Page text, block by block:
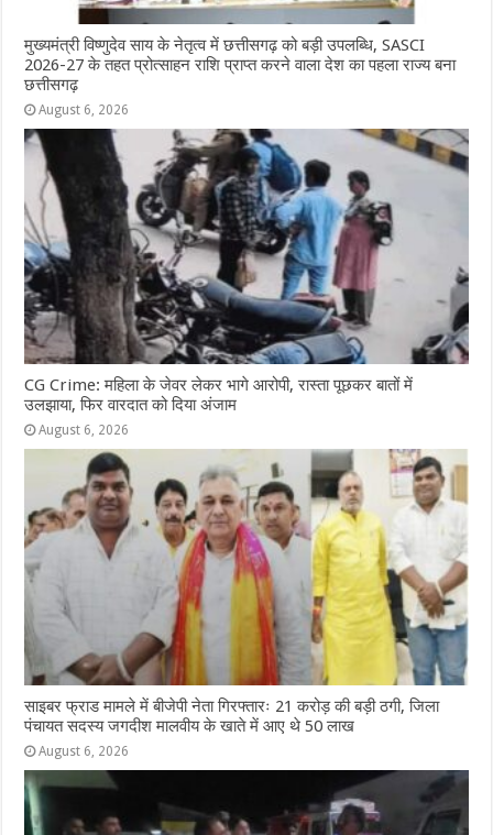
मुख्यमंत्री विष्णुदेव साय के नेतृत्व में छत्तीसगढ़ को बड़ी उपलब्धि, SASCI
2026-27 के तहत प्रोत्साहन राशि प्राप्त करने वाला देश का पहला राज्य बना
छत्तीसगढ़
August 6, 2026
CG Crime: महिला के जेवर लेकर भागे आरोपी, रास्ता पूछकर बातों में
उलझाया, फिर वारदात को दिया अंजाम
August 6, 2026
साइबर फ्राड मामले में बीजेपी नेता गिरफ्तारः 21 करोड़ की बड़ी ठगी, जिला
पंचायत सदस्य जगदीश मालवीय के खाते में आए थे 50 लाख
August 6, 2026